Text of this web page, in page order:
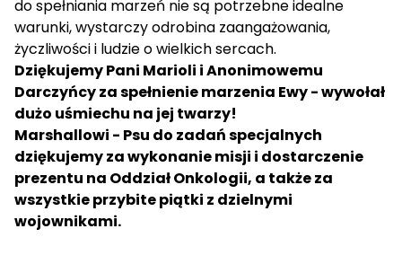
do spełniania marzeń nie są potrzebne idealne
warunki, wystarczy odrobina zaangażowania,
życzliwości i ludzie o wielkich sercach.
Dziękujemy Pani Marioli i Anonimowemu
Darczyńcy za spełnienie marzenia Ewy - wywołał
dużo uśmiechu na jej twarzy!
Marshallowi - Psu do zadań specjalnych
dziękujemy za wykonanie misji i dostarczenie
prezentu na Oddział Onkologii, a także za
wszystkie przybite piątki z dzielnymi
wojownikami.